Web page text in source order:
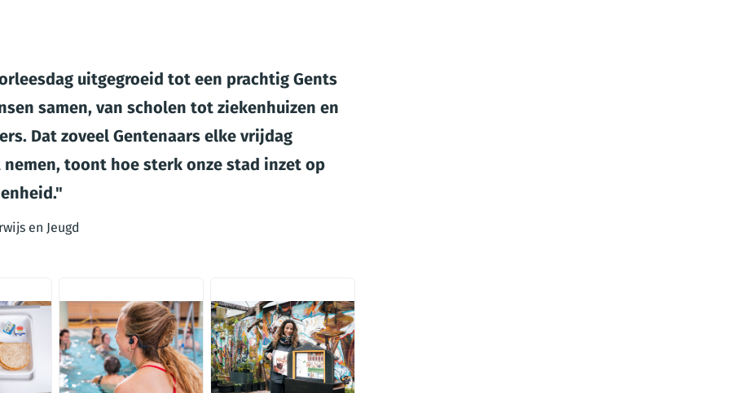
uitgegroeid tot een prachtig Gents
samen, van scholen tot ziekenhuizen en
Dat zoveel Gentenaars elke vrijdag
toont hoe sterk onze stad inzet op
en Jeugd